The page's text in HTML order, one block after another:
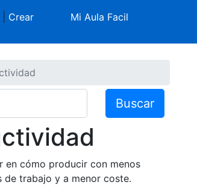
Crear
Mi Aula Facil
Buscar
en cómo producir con menos
de trabajo y a menor coste.